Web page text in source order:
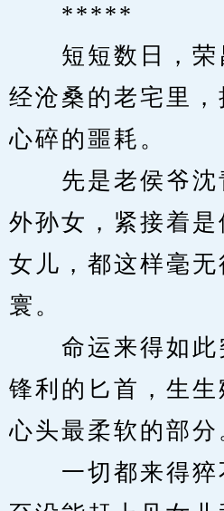
*****
短短数日，荣
经沧桑的老宅里，
心碎的噩耗。
先是老侯爷沈
外孙女，紧接着
女儿，都这样毫无
寰。
命运来得如此
锋利的匕首，生生
心头最柔软的部分
一切都来得猝